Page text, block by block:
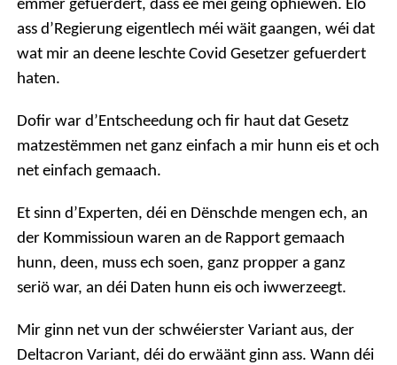
ëmmer gefuerdert, dass ee méi géing ophiewen. Elo
ass d’Regierung eigentlech méi wäit gaangen, wéi dat
wat mir an deene leschte Covid Gesetzer gefuerdert
haten.
Dofir war d’Entscheedung och fir haut dat Gesetz
matzestëmmen net ganz einfach a mir hunn eis et och
net einfach gemaach.
Et sinn d’Experten, déi en Dënschde mengen ech, an
der Kommissioun waren an de Rapport gemaach
hunn, deen, muss ech soen, ganz propper a ganz
seriö war, an déi Daten hunn eis och iwwerzeegt.
Mir ginn net vun der schwéierster Variant aus, der
Deltacron Variant, déi do erwäänt ginn ass. Wann déi